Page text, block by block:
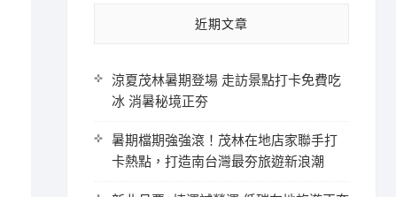
近期文章
涼夏茂林暑期登場 走訪景點打卡免費吃
冰 消暑秘境正夯
暑期檔期強強滾！茂林在地店家聯手打
卡熱點，打造南台灣最夯旅遊新浪潮